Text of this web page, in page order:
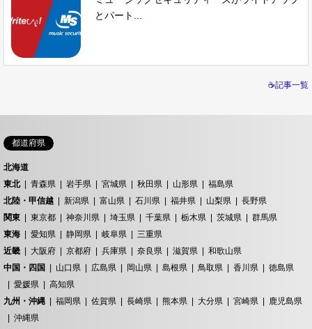
とパート...
☕記事一覧
都道府県
北海道
東北
青森県 岩手県 宮城県 秋田県 山形県
福島県
北陸・甲信越
新潟県 富山県 石川県 福井県 山梨県
長野県
関東
東京都 神奈川県 埼玉県 千葉県 栃木県 茨城県
群馬県
東海
愛知県 静岡県 岐阜県
三重県
近畿
大阪府 京都府 兵庫県 奈良県 滋賀県
和歌山県
中国・四国
山口県 広島県 岡山県 島根県 鳥取県 香川県
徳島県
愛媛県
高知県
九州・沖縄
福岡県 佐賀県 長崎県 熊本県 大分県 宮崎県
鹿児島県
沖縄県